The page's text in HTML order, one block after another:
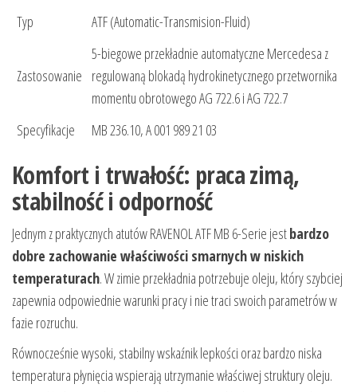
Typ
ATF (Automatic-Transmision-Fluid)
Zastosowanie
5-biegowe przekładnie automatyczne Mercedesa z
regulowaną blokadą hydrokinetycznego przetwornika
momentu obrotowego AG 722.6 i AG 722.7
Specyfikacje
MB 236.10, A 001 989 21 03
Komfort i trwałość: praca zimą,
stabilność i odporność
Jednym z praktycznych atutów RAVENOL ATF MB 6-Serie jestbardzo
dobre zachowanie właściwości smarnych w niskich
temperaturach. W zimie przekładnia potrzebuje oleju, który szybciej
zapewnia odpowiednie warunki pracy i nie traci swoich parametrów w
fazie rozruchu.
Równocześnie wysoki, stabilny wskaźnik lepkości oraz bardzo niska
temperatura płynięcia wspierają utrzymanie właściwej struktury oleju.